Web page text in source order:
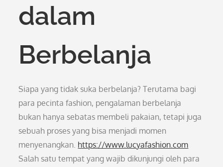
dalam
Berbelanja
Siapa yang tidak suka berbelanja? Terutama bagi
para pecinta fashion, pengalaman berbelanja
bukan hanya sebatas membeli pakaian, tetapi juga
sebuah proses yang bisa menjadi momen
menyenangkan. https://www.lucyafashion.com
Salah satu tempat yang wajib dikunjungi oleh para